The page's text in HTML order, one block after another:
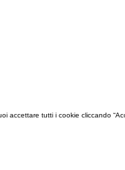
accettare tutti i cookie cliccando